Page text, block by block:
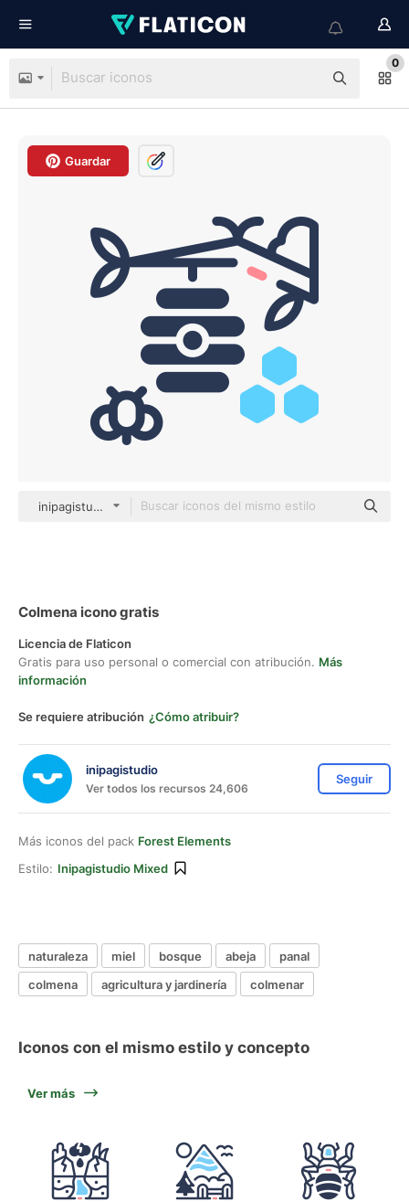
0
Guardar
inipagistudio Mixed
Colmena icono gratis
Licencia de Flaticon
Gratis para uso personal o comercial con atribución. Más
información
Se requiere atribución ¿Cómo atribuir?
inipagistudio
Ver todos los recursos 24,606
Seguir
Más iconos del pack Forest Elements
Estilo: Inipagistudio Mixed
naturaleza miel bosque abeja
panal
colmena
agricultura y jardinería colmenar
Iconos con el mismo estilo y concepto
Ver más